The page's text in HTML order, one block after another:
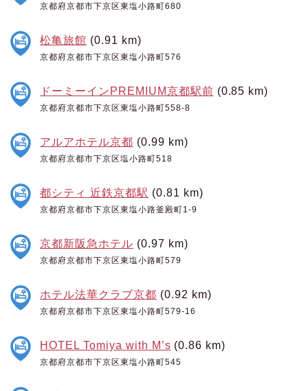
京都府京都市下京区東塩小路町680
松亀旅館 (0.91 km)
京都府京都市下京区東塩小路町576
ドーミーインPREMIUM京都駅前 (0.85 km)
京都府京都市下京区東塩小路町558-8
アルアホテル京都 (0.99 km)
京都府京都市下京区塩小路町518
都シティ 近鉄京都駅 (0.81 km)
京都府京都市下京区東塩小路釜殿町1-9
京都新阪急ホテル (0.97 km)
京都府京都市下京区東塩小路町579
ホテル法華クラブ京都 (0.92 km)
京都府京都市下京区東塩小路町579-16
HOTEL Tomiya with M’s (0.86 km)
京都府京都市下京区東塩小路町545